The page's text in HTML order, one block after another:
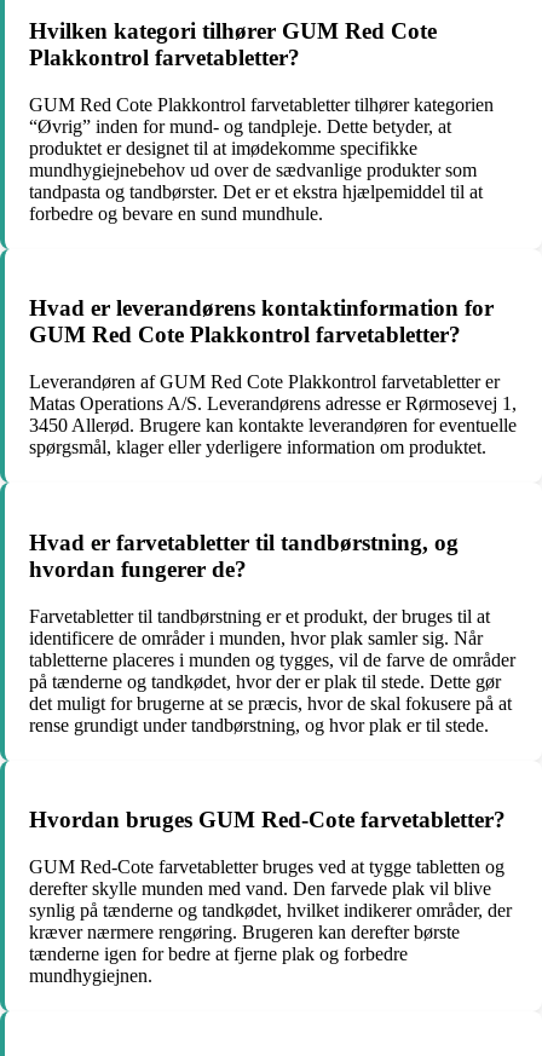
Hvilken kategori tilhører GUM Red Cote
Plakkontrol farvetabletter?
GUM Red Cote Plakkontrol farvetabletter tilhører kategorien
“Øvrig” inden for mund- og tandpleje. Dette betyder, at
produktet er designet til at imødekomme specifikke
mundhygiejnebehov ud over de sædvanlige produkter som
tandpasta og tandbørster. Det er et ekstra hjælpemiddel til at
forbedre og bevare en sund mundhule.
Hvad er leverandørens kontaktinformation for
GUM Red Cote Plakkontrol farvetabletter?
Leverandøren af GUM Red Cote Plakkontrol farvetabletter er
Matas Operations A/S. Leverandørens adresse er Rørmosevej 1,
3450 Allerød. Brugere kan kontakte leverandøren for eventuelle
spørgsmål, klager eller yderligere information om produktet.
Hvad er farvetabletter til tandbørstning, og
hvordan fungerer de?
Farvetabletter til tandbørstning er et produkt, der bruges til at
identificere de områder i munden, hvor plak samler sig. Når
tabletterne placeres i munden og tygges, vil de farve de områder
på tænderne og tandkødet, hvor der er plak til stede. Dette gør
det muligt for brugerne at se præcis, hvor de skal fokusere på at
rense grundigt under tandbørstning, og hvor plak er til stede.
Hvordan bruges GUM Red-Cote farvetabletter?
GUM Red-Cote farvetabletter bruges ved at tygge tabletten og
derefter skylle munden med vand. Den farvede plak vil blive
synlig på tænderne og tandkødet, hvilket indikerer områder, der
kræver nærmere rengøring. Brugeren kan derefter børste
tænderne igen for bedre at fjerne plak og forbedre
mundhygiejnen.